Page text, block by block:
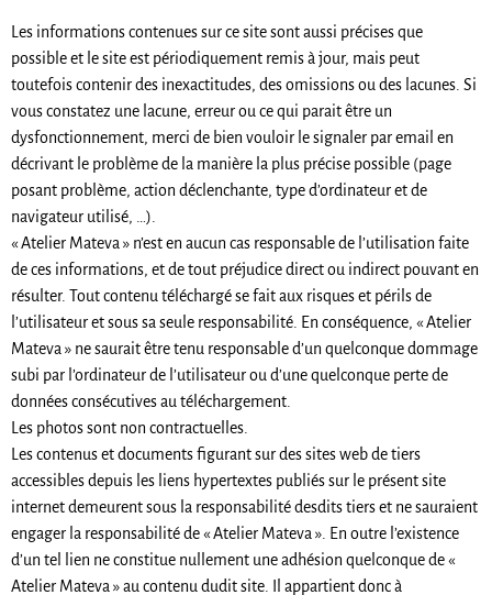
Les informations contenues sur ce site sont aussi précises que
possible et le site est périodiquement remis à jour, mais peut
toutefois contenir des inexactitudes, des omissions ou des lacunes. Si
vous constatez une lacune, erreur ou ce qui parait être un
dysfonctionnement, merci de bien vouloir le signaler par email en
décrivant le problème de la manière la plus précise possible (page
posant problème, action déclenchante, type d’ordinateur et de
navigateur utilisé, …).
« Atelier Mateva » n’est en aucun cas responsable de l’utilisation faite
de ces informations, et de tout préjudice direct ou indirect pouvant en
résulter. Tout contenu téléchargé se fait aux risques et périls de
l’utilisateur et sous sa seule responsabilité. En conséquence, « Atelier
Mateva » ne saurait être tenu responsable d’un quelconque dommage
subi par l’ordinateur de l’utilisateur ou d’une quelconque perte de
données consécutives au téléchargement.
Les photos sont non contractuelles.
Les contenus et documents figurant sur des sites web de tiers
accessibles depuis les liens hypertextes publiés sur le présent site
internet demeurent sous la responsabilité desdits tiers et ne sauraient
engager la responsabilité de « Atelier Mateva ». En outre l’existence
d’un tel lien ne constitue nullement une adhésion quelconque de «
Atelier Mateva » au contenu dudit site. Il appartient donc à